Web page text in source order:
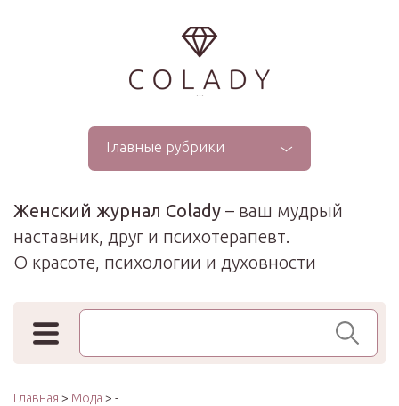
...
Главные рубрики
Женский журнал Colady – ваш мудрый
наставник, друг и психотерапевт.
О красоте, психологии и духовности
Поиск по сайту
Главная > Мода > -